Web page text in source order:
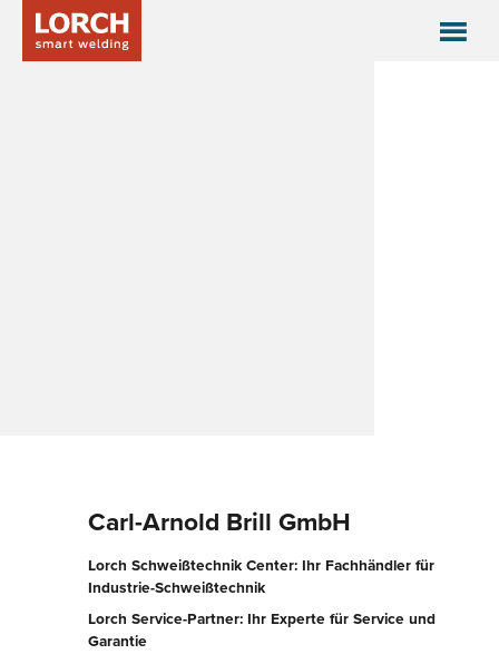
Carl-Arnold Brill GmbH
Lorch Schweißtechnik Center: Ihr Fachhändler für
Industrie-Schweißtechnik
Lorch Service-Partner: Ihr Experte für Service und
Garantie